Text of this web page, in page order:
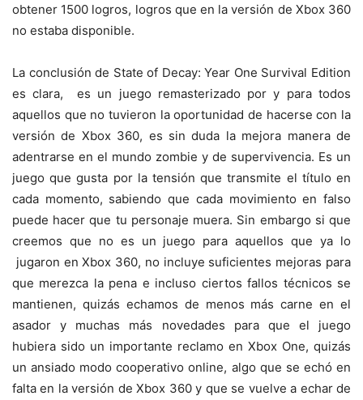
obtener 1500 logros, logros que en la versión de Xbox 360
no estaba disponible.
La conclusión de State of Decay: Year One Survival Edition
es clara, es un juego remasterizado por y para todos
aquellos que no tuvieron la oportunidad de hacerse con la
versión de Xbox 360, es sin duda la mejora manera de
adentrarse en el mundo zombie y de supervivencia. Es un
juego que gusta por la tensión que transmite el título en
cada momento, sabiendo que cada movimiento en falso
puede hacer que tu personaje muera. Sin embargo si que
creemos que no es un juego para aquellos que ya lo
jugaron en Xbox 360, no incluye suficientes mejoras para
que merezca la pena e incluso ciertos fallos técnicos se
mantienen, quizás echamos de menos más carne en el
asador y muchas más novedades para que el juego
hubiera sido un importante reclamo en Xbox One, quizás
un ansiado modo cooperativo online, algo que se echó en
falta en la versión de Xbox 360 y que se vuelve a echar de